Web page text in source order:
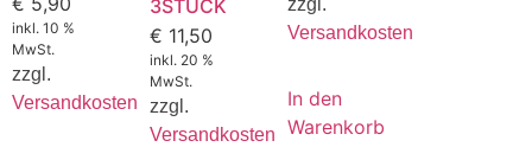
inkl. 10 %
MwSt.
zzgl.
Versandkosten
3STÜCK
€ 11,50
inkl. 20 %
MwSt.
zzgl.
Versandkosten
zzgl.
Versandkosten
In den
Warenkorb